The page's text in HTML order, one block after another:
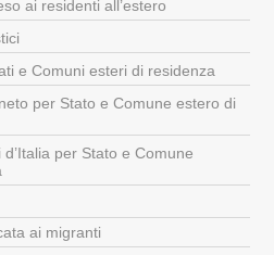
ai residenti all’estero
e Comuni esteri di residenza
per Stato e Comune estero di
per Stato e Comune
ai migranti